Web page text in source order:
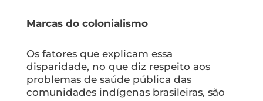
Marcas do colonialismo
Os fatores que explicam essa
disparidade, no que diz respeito aos
problemas de saúde pública das
comunidades indígenas brasileiras, são